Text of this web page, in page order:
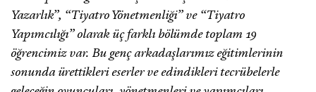
Yazarlık”, “Tiyatro Yönetmenliği” ve “Tiyatro
Yapımcılığı” olarak üç farklı bölümde toplam 19
öğrencimiz var. Bu genç arkadaşlarımız eğitimlerinin
sonunda ürettikleri eserler ve edindikleri tecrübelerle